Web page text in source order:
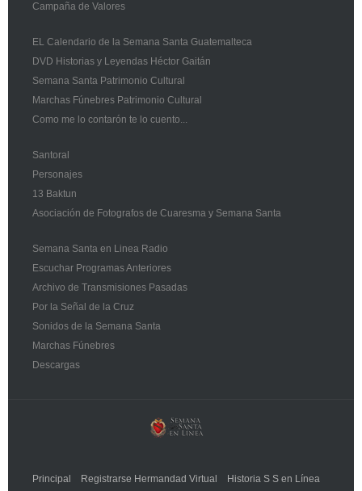
Campaña de Valores
EL Calendario de la Semana Santa Guatemalteca
DVD Historias y Leyendas Héctor Gaitán
Semana Santa Patrimonio Cultural
Marchas Fúnebres Patrimonio Cultural
Como me lo contarón te lo cuento...
Santoral
Personajes
13 Baktun
Asociación de Fotografos de Cuaresma y Semana Santa
Semana Santa en Linea Radio
Escuchar Programas Anteriores
Archivo de Transmisiones Pasadas
Por la Señal de la Cruz
Sonidos de la Semana Santa
Marchas Fúnebres
Descargas
Principal Registrarse Hermandad Virtual Historia S S en Línea